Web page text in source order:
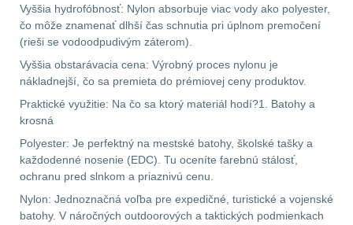
.223 (5.56mm)8
.243 .260 (6.5mm)7
.270 .280 (7mm)7
.30 .308 (7.62mm)
11
12GA, 20GA10
Vyššia hydrofóbnosť: Nylon absorbuje viac vody ako polyester,
čo môže znamenať dlhší čas schnutia pri úplnom premočení
(rieši se vodoodpudivým záterom).
Vyššia obstarávacia cena: Výrobný proces nylonu je
nákladnejší, čo sa premieta do prémiovej ceny produktov.
Praktické využitie: Na čo sa ktorý materiál hodí?1. Batohy a
krosná
Polyester: Je perfektný na mestské batohy, školské tašky a
každodenné nosenie (EDC). Tu oceníte farebnú stálosť,
ochranu pred slnkom a priaznivú cenu.
Nylon: Jednoznačná voľba pre expedičné, turistické a vojenské
batohy. V náročných outdoorových a taktických podmienkach